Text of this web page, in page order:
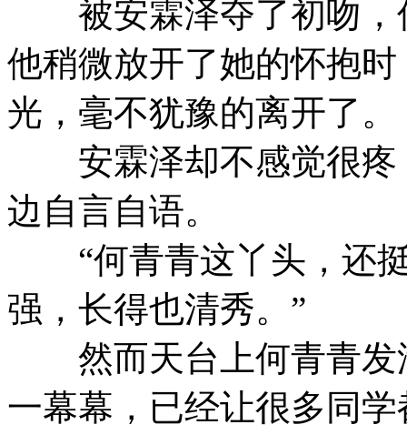
被安霖泽夺了初吻，
他稍微放开了她的怀抱
光，毫不犹豫的离开了。
安霖泽却不感觉很疼
边自言自语。
“何青青这丫头，还挺
强，长得也清秀。”
然而天台上何青青发
一幕幕，已经让很多同